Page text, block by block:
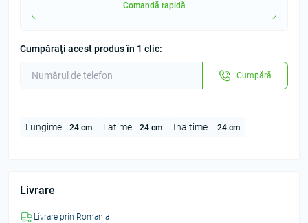
Comandă rapidă
Cumpărați acest produs în 1 clic:
Cumpără
Lungime: 24 cm Latime: 24 cm Inaltime : 24 cm
Livrare
Livrare prin Romania